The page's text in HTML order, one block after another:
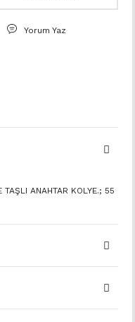
Yorum Yaz
ANAHTAR KOLYE.; 55